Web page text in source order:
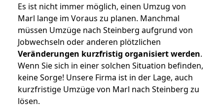
Es ist nicht immer möglich, einen Umzug von
Marl lange im Voraus zu planen. Manchmal
müssen Umzüge nach Steinberg aufgrund von
Jobwechseln oder anderen plötzlichen
Veränderungen kurzfristig organisiert werden.
Wenn Sie sich in einer solchen Situation befinden,
keine Sorge! Unsere Firma ist in der Lage, auch
kurzfristige Umzüge von Marl nach Steinberg zu
lösen.